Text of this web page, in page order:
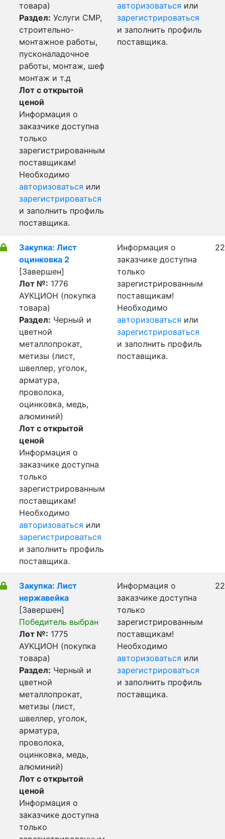
товара)
Раздел: Услуги СМР,
строительно-
монтажное работы,
пусконаладочное
работы, монтаж, шеф
монтаж и т.д
Лот с открытой
ценой
Информация о
заказчике доступна
только
зарегистрированным
поставщикам!
Необходимо
авторизоваться или
зарегистрироваться
и заполнить профиль
поставщика.
авторизоваться или
зарегистрироваться
и заполнить профиль
поставщика.
Закупка: Лист
оцинковка 2
[Завершен]
Лот №: 1776
АУКЦИОН (покупка
товара)
Раздел: Черный и
цветной
металлопрокат,
метизы (лист,
швеллер, уголок,
арматура,
проволока,
оцинковка, медь,
алюминий)
Лот с открытой
ценой
Информация о
заказчике доступна
только
зарегистрированным
поставщикам!
Необходимо
авторизоваться или
зарегистрироваться
и заполнить профиль
поставщика.
Информация о
заказчике доступна
только
зарегистрированным
поставщикам!
Необходимо
авторизоваться или
зарегистрироваться
и заполнить профиль
поставщика.
Закупка: Лист
нержавейка
[Завершен]
Победитель выбран
Лот №: 1775
АУКЦИОН (покупка
товара)
Раздел: Черный и
цветной
металлопрокат,
метизы (лист,
швеллер, уголок,
арматура,
проволока,
оцинковка, медь,
алюминий)
Лот с открытой
ценой
Информация о
заказчике доступна
только
Информация о
заказчике доступна
только
зарегистрированным
поставщикам!
Необходимо
авторизоваться или
зарегистрироваться
и заполнить профиль
поставщика.